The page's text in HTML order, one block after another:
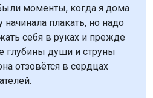
моменты, когда я дома
начинала плакать, но надо
себя в руках и прежде
глубины души и струны
отзовётся в сердцах